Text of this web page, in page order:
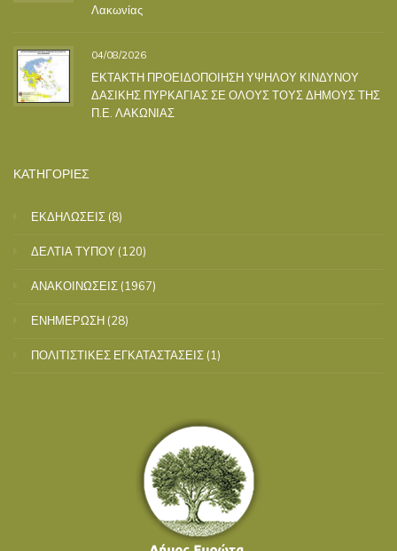
Λακωνίας
04/08/2026
ΕΚΤΑΚΤΗ ΠΡΟΕΙΔΟΠΟΙΗΣΗ ΥΨΗΛΟΥ ΚΙΝΔΥΝΟΥ
ΔΑΣΙΚΗΣ ΠΥΡΚΑΓΙΑΣ ΣΕ ΟΛΟΥΣ ΤΟΥΣ ΔΗΜΟΥΣ ΤΗΣ
Π.Ε. ΛΑΚΩΝΙΑΣ
ΚΑΤΗΓΟΡΙΕΣ
ΕΚΔΗΛΩΣΕΙΣ (8)
ΔΕΛΤΙΑ ΤΥΠΟΥ (120)
ΑΝΑΚΟΙΝΩΣΕΙΣ (1967)
ΕΝΗΜΕΡΩΣΗ (28)
ΠΟΛΙΤΙΣΤΙΚΕΣ ΕΓΚΑΤΑΣΤΑΣΕΙΣ (1)